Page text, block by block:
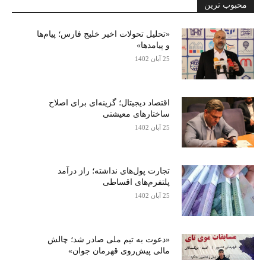
محبوب ترین
«تحلیل تحولات اخیر خلیج فارس؛ پیام‌ها
و پیامدها»
25 آبان 1402
اقتصاد دیجیتال؛ گزینه‌ای برای اصلاح
ساختارهای معیشتی
25 آبان 1402
تجارت پول‌های نداشته؛ راز درآمد
پلتفرم‌های اقساطی
25 آبان 1402
«دعوت به تیم ملی صادر شد؛ چالش
مالی پیش‌روی قهرمان جوان»